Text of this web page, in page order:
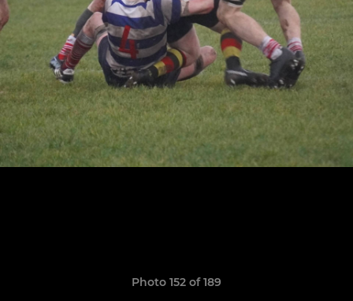
Photo 152 of 189